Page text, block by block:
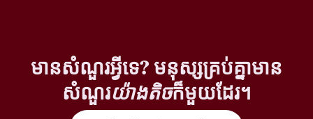
មានសំណួរអ្វីទេ? មនុស្សគ្រប់គ្នាមាន
សំណួរយ៉ាងតិចក៏មួយដែរ។